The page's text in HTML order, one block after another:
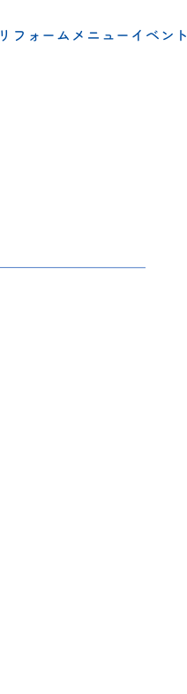
リフォームメニュー イベント